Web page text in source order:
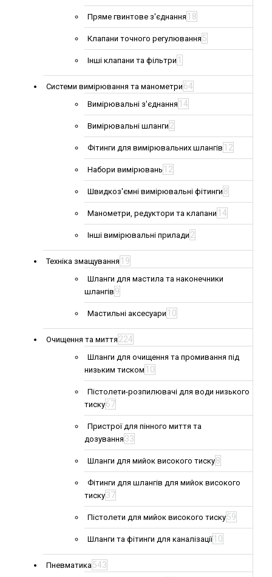
Пряме гвинтове з'єднання 18
Клапани точного регулювання 5
Інші клапани та фільтри 1
Системи вимірювання та манометри 64
Вимірювальні з'єднання 14
Вимірювальні шланги 2
Фітинги для вимірювальних шлангів 12
Набори вимірювань 12
Швидкоз'ємні вимірювальні фітинги 8
Манометри, редуктори та клапани 14
Інші вимірювальні прилади 2
Техніка змащування 19
Шланги для мастила та наконечники
шлангів 9
Мастильні аксесуари 10
Очищення та миття 224
Шланги для очищення та промивання під
низьким тиском 10
Пістолети-розпилювачі для води низького
тиску67
Пристрої для пінного миття та
дозування 33
Шланги для мийок високого тиску8
Фітинги для шлангів для мийок високого
тиску37
Пістолети для мийок високого тиску59
Шланги та фітинги для каналізації 10
Пневматика543